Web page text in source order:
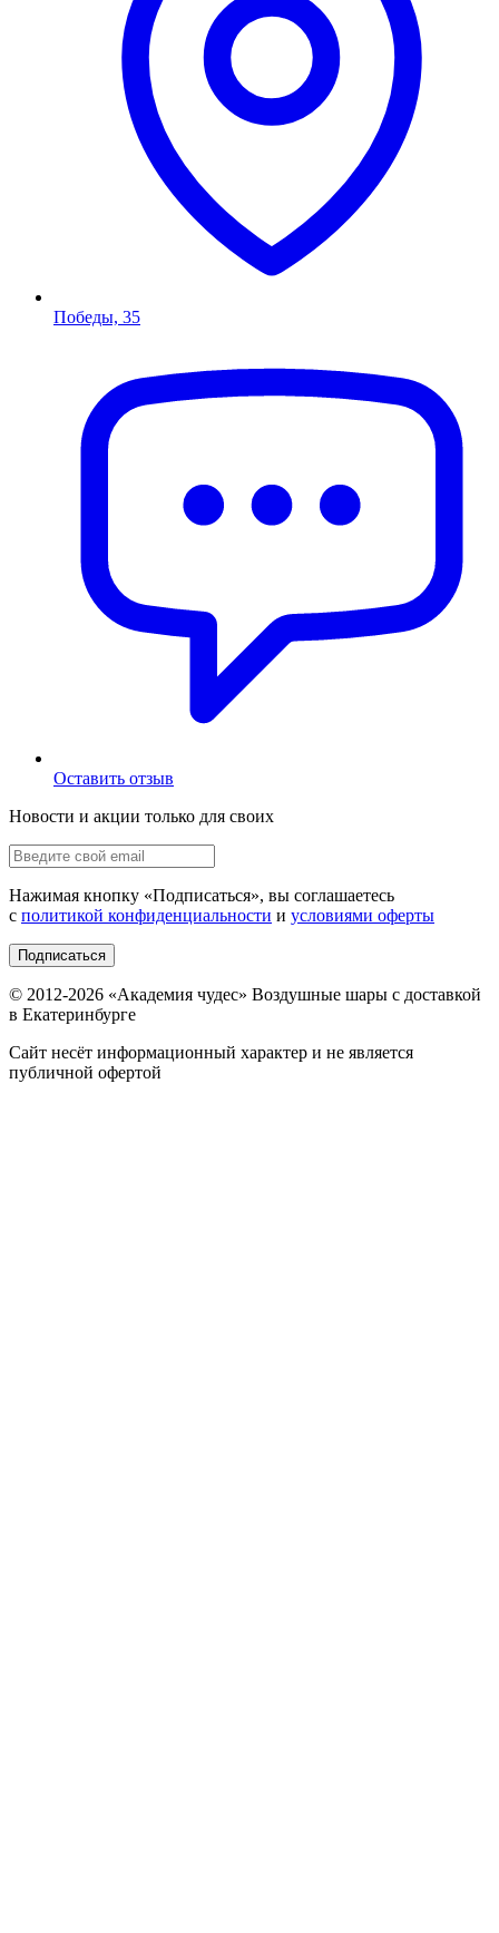
Победы, 35
Оставить отзыв
Новости и акции только для своих
Нажимая кнопку «Подписаться», вы соглашаетесь
с политикой конфиденциальности и условиями оферты
Подписаться
© 2012-2026 «Академия чудес» Воздушные шары с доставкой
в Екатеринбурге
Сайт несёт информационный характер и не является
публичной офертой